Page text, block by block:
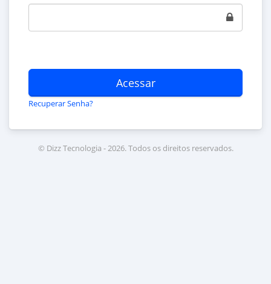
Acessar
Recuperar Senha?
© Dizz Tecnologia - 2026. Todos os direitos reservados.